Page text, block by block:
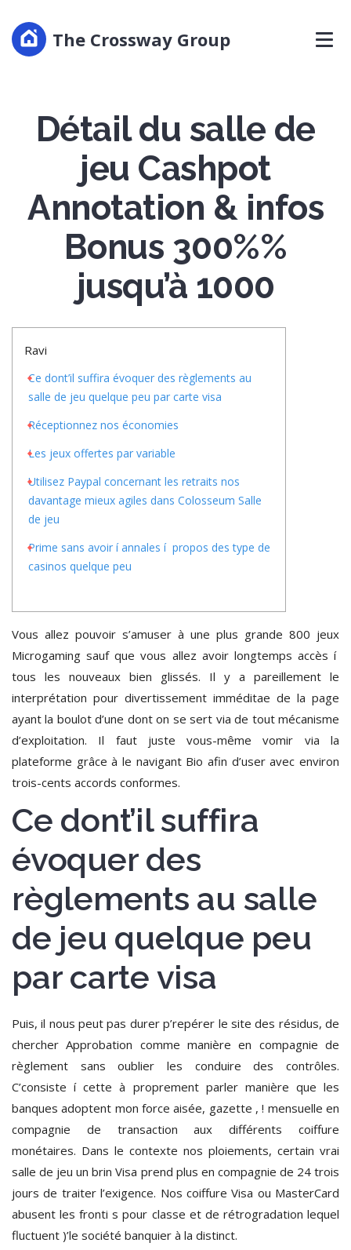
The Crossway Group
Détail du salle de
jeu Cashpot
Annotation & infos
Bonus 300%%
jusqu’à 1000
Ravi
Ce dont’il suffira évoquer des règlements au
salle de jeu quelque peu par carte visa
Réceptionnez nos économies
Les jeux offertes par variable
Utilisez Paypal concernant les retraits nos
davantage mieux agiles dans Colosseum Salle
de jeu
Prime sans avoir í annales í propos des type de
casinos quelque peu
Vous allez pouvoir s’amuser à une plus grande 800 jeux
Microgaming sauf que vous allez avoir longtemps accès í
tous les nouveaux bien glissés. Il y a pareillement le
interprétation pour divertissement imméditae de la page
ayant la boulot d’une dont on se sert via de tout mécanisme
d’exploitation. Il faut juste vous-même vomir via la
plateforme grâce à le navigant Bio afin d’user avec environ
trois-cents accords conformes.
Ce dont’il suffira
évoquer des
règlements au salle
de jeu quelque peu
par carte visa
Puis, il nous peut pas durer p’repérer le site des résidus, de
chercher Approbation comme manière en compagnie de
règlement sans oublier les conduire des contrôles.
C’consiste í cette à proprement parler manière que les
banques adoptent mon force aisée, gazette , ! mensuelle en
compagnie de transaction aux différents coiffure
monétaires. Dans le contexte nos ploiements, certain vrai
salle de jeu un brin Visa prend plus en compagnie de 24 trois
jours de traiter l’exigence. Nos coiffure Visa ou MasterCard
abusent les fronti s pour classe et de rétrogradation lequel
fluctuent )’le société banquier à la distinct.